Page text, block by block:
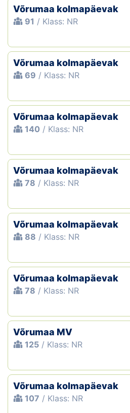
Võrumaa kolmapäevak
91 / Klass: NR
Võrumaa kolmapäevak
69 / Klass: NR
Võrumaa kolmapäevak
140 / Klass: NR
Võrumaa kolmapäevak
78 / Klass: NR
Võrumaa kolmapäevak
88 / Klass: NR
Võrumaa kolmapäevak
78 / Klass: NR
Võrumaa MV
125 / Klass: NR
Võrumaa kolmapäevak
107 / Klass: NR